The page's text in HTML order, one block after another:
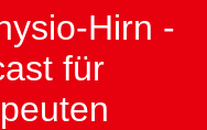
Hirn -
für